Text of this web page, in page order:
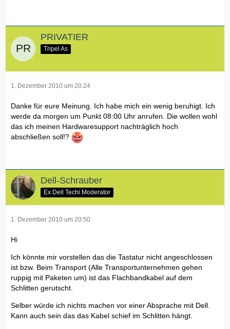
PRIVATIER
Tripel As
1. Dezember 2010 um 20:24
Danke für eure Meinung. Ich habe mich ein wenig beruhigt. Ich
werde da morgen um Punkt 08:00 Uhr anrufen. Die wollen wohl
das ich meinen Hardwaresupport nachträglich hoch
abschließen soll!?
Dell-Schrauber
Ex Dell Techi Moderator
1. Dezember 2010 um 20:50
Hi
Ich könnte mir vorstellen das die Tastatur nicht angeschlossen
ist bzw. Beim Transport (Alle Transportunternehmen gehen
ruppig mit Paketen um) ist das Flachbandkabel auf dem
Schlitten gerutscht.
Selber würde ich nichts machen vor einer Absprache mit Dell.
Kann auch sein das das Kabel schief im Schlitten hängt.